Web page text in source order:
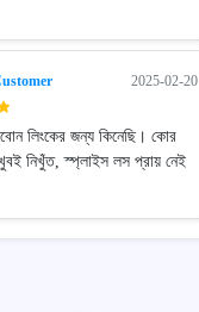
2025-02-20
লিংকের জন্য কিনেছি। কোর
খুবই নিখুঁত, স্প্লাইস লস প্রায় নেই